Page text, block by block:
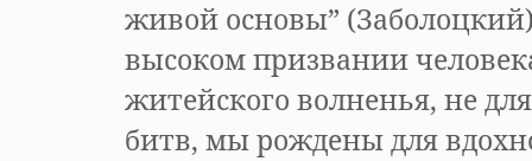
живой основы”
высоком призвании
житейского волненья, не
битв, мы рождены для